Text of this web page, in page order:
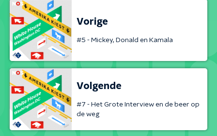
Vorige
#5 - Mickey, Donald en Kamala
Volgende
#7 - Het Grote Interview en de beer op
de weg